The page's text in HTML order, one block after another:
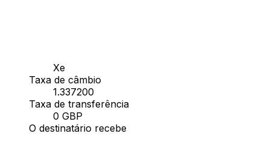
Xe
Taxa de câmbio
1.337200
Taxa de transferência
0 GBP
O destinatário recebe